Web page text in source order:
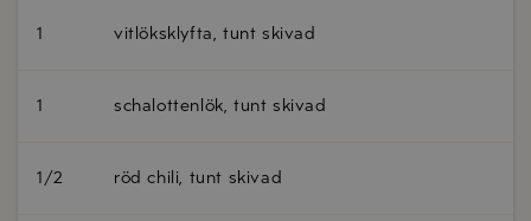
1 vitlöksklyfta, tunt skivad
1 schalottenlök, tunt skivad
1/2 röd chili, tunt skivad